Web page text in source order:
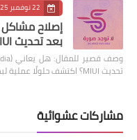
22 نوفمبر 2025
بعد تحديث MIUI: دليلك الشامل
تحديث MIUI؟ اكتشف حلولًا عملية لبطء الجهاز، است…
مشاركات عشوائية